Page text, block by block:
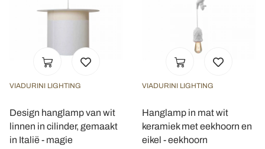
VIADURINI LIGHTING
Design hanglamp van wit
linnen in cilinder, gemaakt
in Italië - magie
VIADURINI LIGHTING
Hanglamp in mat wit
keramiek met eekhoorn en
eikel - eekhoorn